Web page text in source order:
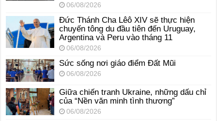
06/08/2026
Đức Thánh Cha Lêô XIV sẽ thực hiện
chuyến tông du đầu tiên đến Uruguay,
Argentina và Peru vào tháng 11
06/08/2026
Sức sống nơi giáo điểm Đất Mũi
06/08/2026
Giữa chiến tranh Ukraine, những dấu chỉ
của “Nền văn minh tình thương”
06/08/2026